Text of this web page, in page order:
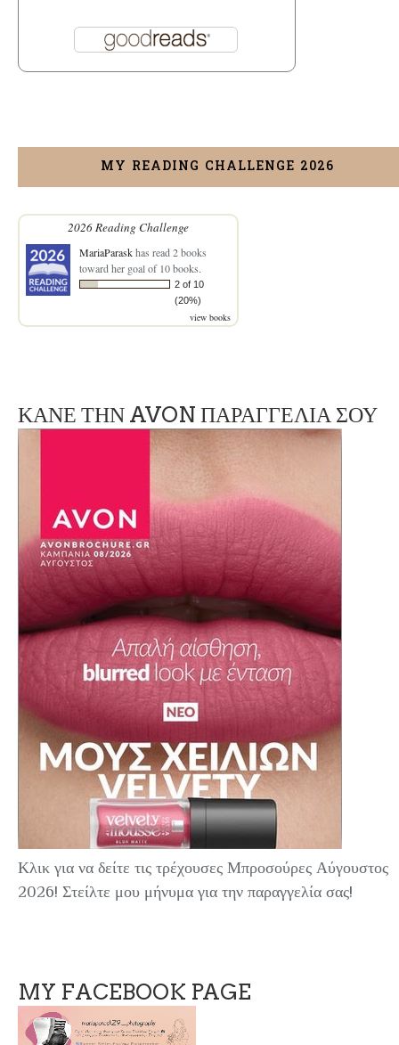
MY READING CHALLENGE 2026
2026 Reading Challenge
MariaParaskhas read 2 books
toward her goal of 10 books.
2 of 10
(20%)
view books
ΚΑΝΕ ΤΗΝ AVON ΠΑΡΑΓΓΕΛΙΑ ΣΟΥ
Κλικ για να δείτε τις τρέχουσες Μπροσούρες Αύγουστος
2026! Στείλτε μου μήνυμα για την παραγγελία σας!
MY FACEBOOK PAGE